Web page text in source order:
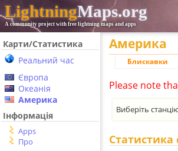
LightningMaps.org
A community project with free lightning maps and apps
Карти/Статистика
Реальний час
Європа
Океанія
Америка
Інформація
Apps
Про
Америка
Блискавки
Please note
Виберіть
Статистика